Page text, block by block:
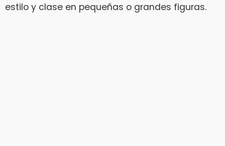
estilo y clase en pequeñas o grandes figuras.